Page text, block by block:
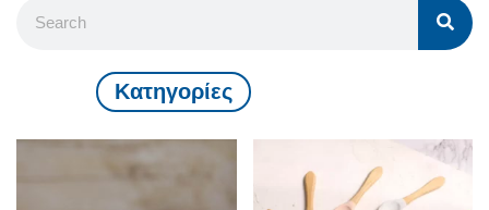
Kατηγορίες